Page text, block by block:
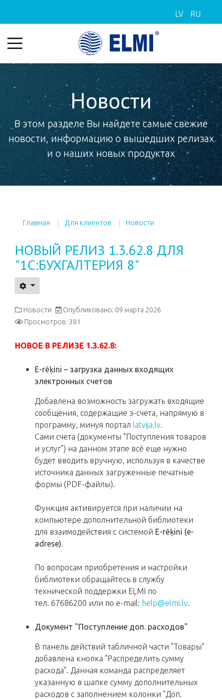
LV RU
Новости
В этом разделе Вы найдете самые свежие
новости, информацию о вышедших релизах
и о наших новых продуктах
Главная Для клиентов Новости
НОВЫЙ РЕЛИЗ 1.3.62.8 ДЛЯ
"1С:БУХГАЛТЕРИЯ 8"
Новости
Опубликовано: 09 марта 2026
Просмотров: 381
НОВОЕ В РЕЛИЗЕ 1.3.62.8:
E-rēķini – загрузка данных входящих
электронных счетов
Добавлена возможность загружать входящие
сообщения, содержащие э-счета, напрямую в
программу, минуя портал latvija.lv.
Сами счета (документы "Поступления товаров
и услуг") на данном этапе всё еще нужно
будет вводить вручную, используя в качестве
источника данных загруженные печатные
формы (PDF-файлы).
Функция активируется при наличии на
компьютере дополнительной библиотеки
для взаимодействия с системой E-rēķini (e-
adrese).
По вопросам приобретения и настройки
библиотеки обращайтесь в службу
технической поддержки EĻMI по
тел. 67686200 или по e-mail: help@elmi.lv.
Документ "Поступление доп. расходов"
В панель действий табличной части "Товары"
добавлена кнопка "Распределить сумму
расхода". Данная команда распределяет
указанную в шапке сумму дополнительных
расходов с заполнением колонки "Доп.